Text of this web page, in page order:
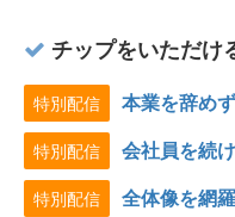
チップをいただけ
特別配信 本業を辞め
特別配信 会社員を続
特別配信 全体像を網